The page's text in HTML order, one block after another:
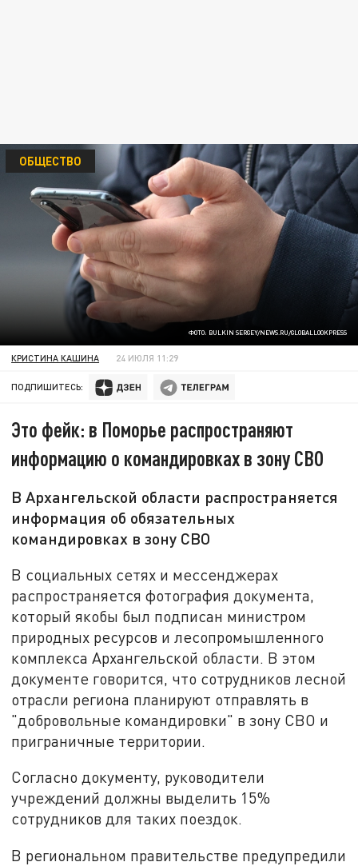
ФОТО: BULKIN SERGEY/NEWS.RU/GLOBALLOOKPRESS
ОБЩЕСТВО
КРИСТИНА КАШИНА 24 ИЮЛЯ 11:29
ПОДПИШИТЕСЬ:
Это фейк: в Поморье распространяют
информацию о командировках в зону СВО
В Архангельской области распространяется
информация об обязательных
командировках в зону СВО
В социальных сетях и мессенджерах
распространяется фотография документа,
который якобы был подписан министром
природных ресурсов и лесопромышленного
комплекса Архангельской области. В этом
документе говорится, что сотрудников лесной
отрасли региона планируют отправлять в
"добровольные командировки" в зону СВО и
приграничные территории.
Согласно документу, руководители
учреждений должны выделить 15%
сотрудников для таких поездок.
В региональном правительстве предупредили